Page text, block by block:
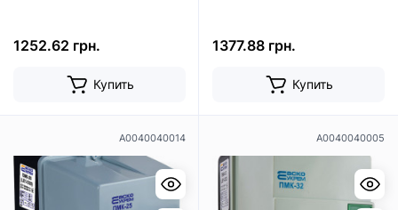
1252.62 грн.
Купить
1377.88 грн.
Купить
A0040040014 A0040040005